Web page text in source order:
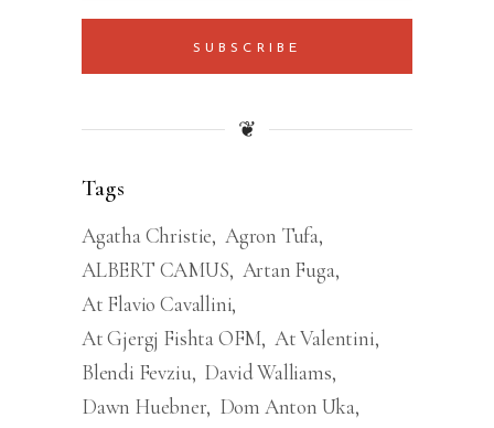
SUBSCRIBE
❦
Tags
Agatha Christie Agron Tufa
ALBERT CAMUS Artan Fuga
At Flavio Cavallini
At Gjergj Fishta OFM At Valentini
Blendi Fevziu David Walliams
Dawn Huebner Dom Anton Uka